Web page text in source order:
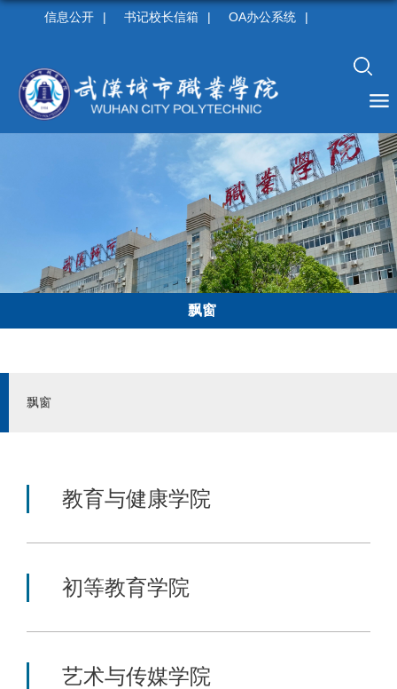
信息公开 | 书记校长信箱 | OA办公系统 |
飘窗
飘窗
教育与健康学院
初等教育学院
艺术与传媒学院